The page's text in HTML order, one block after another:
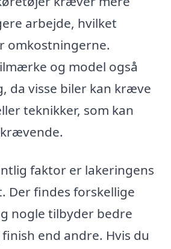
arbejde, hvilket
omkostningerne.
og model også
da visse biler kan kræve
teknikker, som kan
faktor er lakeringens
Der findes forskellige
nogle tilbyder bedre
end andre. Hvis du